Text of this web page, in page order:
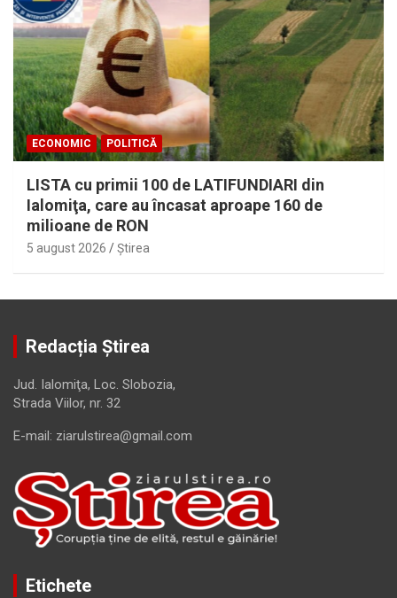
ECONOMIC POLITICĂ
LISTA cu primii 100 de LATIFUNDIARI din
Ialomiţa, care au încasat aproape 160 de
milioane de RON
5 august 2026 Ştirea
Redacția Știrea
Jud. Ialomiţa, Loc. Slobozia,
Strada Viilor, nr. 32
E-mail: ziarulstirea@gmail.com
Etichete